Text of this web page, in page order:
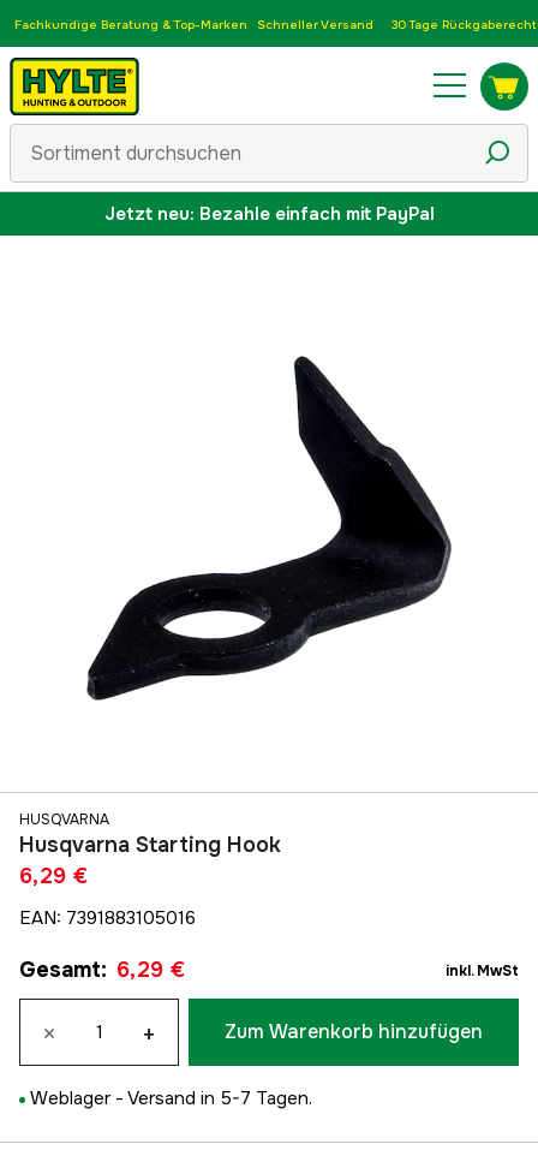
Fachkundige Beratung & Top-Marken Schneller Versand 30 Tage Rückgaberecht
Jetzt neu: Bezahle einfach mit PayPal
HUSQVARNA
Husqvarna Starting Hook
6,29 €
EAN: 7391883105016
Gesamt: 6,29 € inkl. MwSt
× + Zum Warenkorb hinzufügen
Weblager - Versand in 5-7 Tagen.